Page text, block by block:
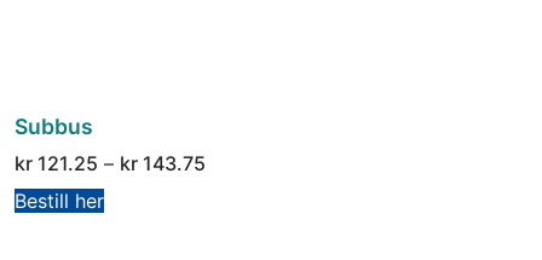
Subbus
kr 121.25 – kr 143.75
Bestill her